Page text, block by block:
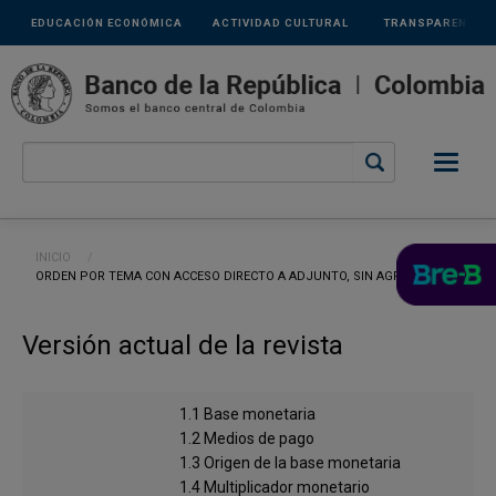
Pasar al contenido principal
Links
secundarios
ACTIVIDAD CULTURAL
EDUCACIÓN ECONÓMICA TRANSPARENCIA
Ruta de navegación
INICIO
CURRENT:
ORDEN POR TEMA CON ACCESO DIRECTO A ADJUNTO, SIN AGRUPAR
Versión actual de la revista
1.1 Base monetaria
1.2 Medios de pago
1.3 Origen de la base monetaria
1.4 Multiplicador monetario